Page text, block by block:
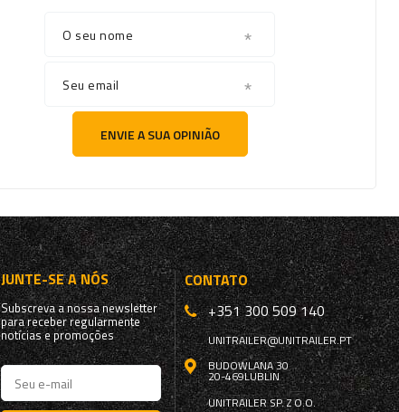
O seu nome
Seu email
ENVIE A SUA OPINIÃO
JUNTE-SE A NÓS
Subscreva a nossa newsletter
para receber regularmente
notícias e promoções
CONTATO
+351 300 509 140
UNITRAILER@UNITRAILER.PT
BUDOWLANA 30
20-469LUBLIN
UNITRAILER SP. Z O.O.